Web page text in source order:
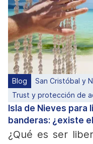
Blog
San Cristóbal y
Trust y protección de
Isla de Nieves
banderas: ¿existe
¿Qué es ser